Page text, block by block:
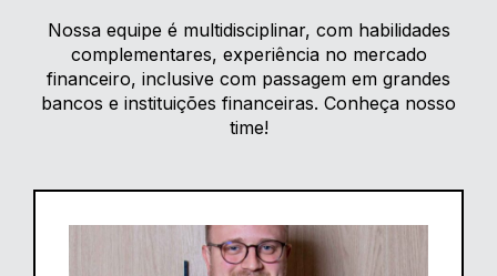
Nossa equipe é multidisciplinar, com habilidades
complementares, experiência no mercado
financeiro, inclusive com passagem em grandes
bancos e instituições financeiras. Conheça nosso
time!